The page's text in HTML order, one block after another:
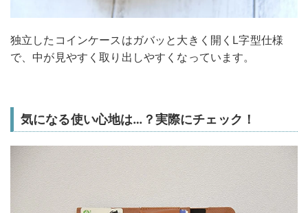
独立したコインケースはガバッと大きく開くL字型仕様
で、中が見やすく取り出しやすくなっています。
気になる使い心地は…？実際にチェック！